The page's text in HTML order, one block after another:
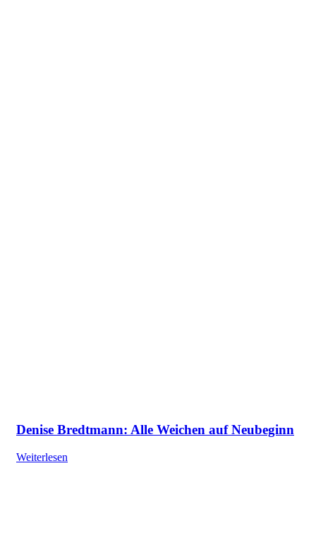
Denise Bredtmann: Alle Weichen auf Neubeginn
Weiterlesen